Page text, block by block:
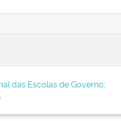
das Escolas de Governo: